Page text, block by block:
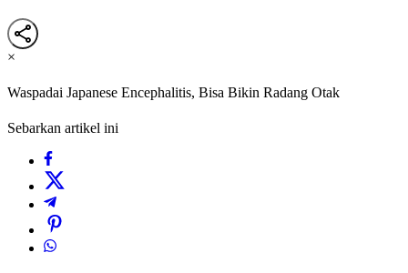
×
Waspadai Japanese Encephalitis, Bisa Bikin Radang Otak
Sebarkan artikel ini